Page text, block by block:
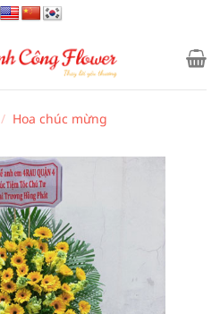
/ Hoa chúc mừng